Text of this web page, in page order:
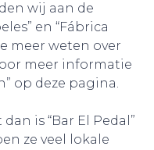
wij aan de
en “Fábrica
meer weten over
meer informatie
op deze pagina.
is “Bar El Pedal”
ze veel lokale